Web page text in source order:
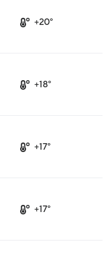
+20°
+18°
+17°
+17°